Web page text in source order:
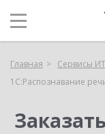
Главная Сервисы
1С:Распознавание